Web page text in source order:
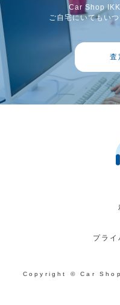
Car Shop
ご自宅にいてもい
査
プライ
Copyright © Car